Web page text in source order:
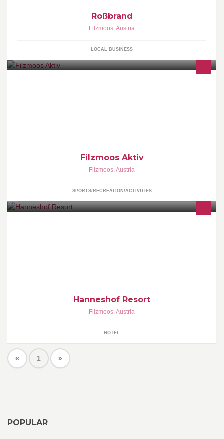
Roßbrand
Filzmoos,Austria
LOCAL BUSINESS
Filzmoos Aktiv
Filzmoos,Austria
SPORTS/RECREATION/ACTIVITIES
Hanneshof Resort
Filzmoos,Austria
HOTEL
« 1 »
POPULAR